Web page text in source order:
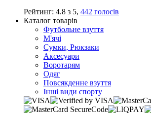
Рейтинг: 4.8 з 5, 442 голосів
Каталог товарів
Футбольне взуття
М'ячі
Сумки, Рюкзаки
Аксесуари
Воротарям
Одяг
Повсякденне взуття
Інші види спорту